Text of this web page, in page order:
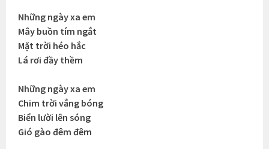
Những ngày xa em
Mây buồn tím ngắt
Mặt trời héo hắc
Lá rơi đầy thềm
Những ngày xa em
Chim trời vắng bóng
Biển lười lên sóng
Gió gào đêm đêm